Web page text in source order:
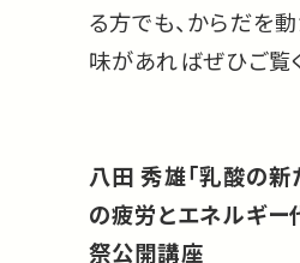
る方でも、からだを
味があればぜひご覧
八田 秀雄「乳酸の
の疲労とエネルギー
祭公開講座